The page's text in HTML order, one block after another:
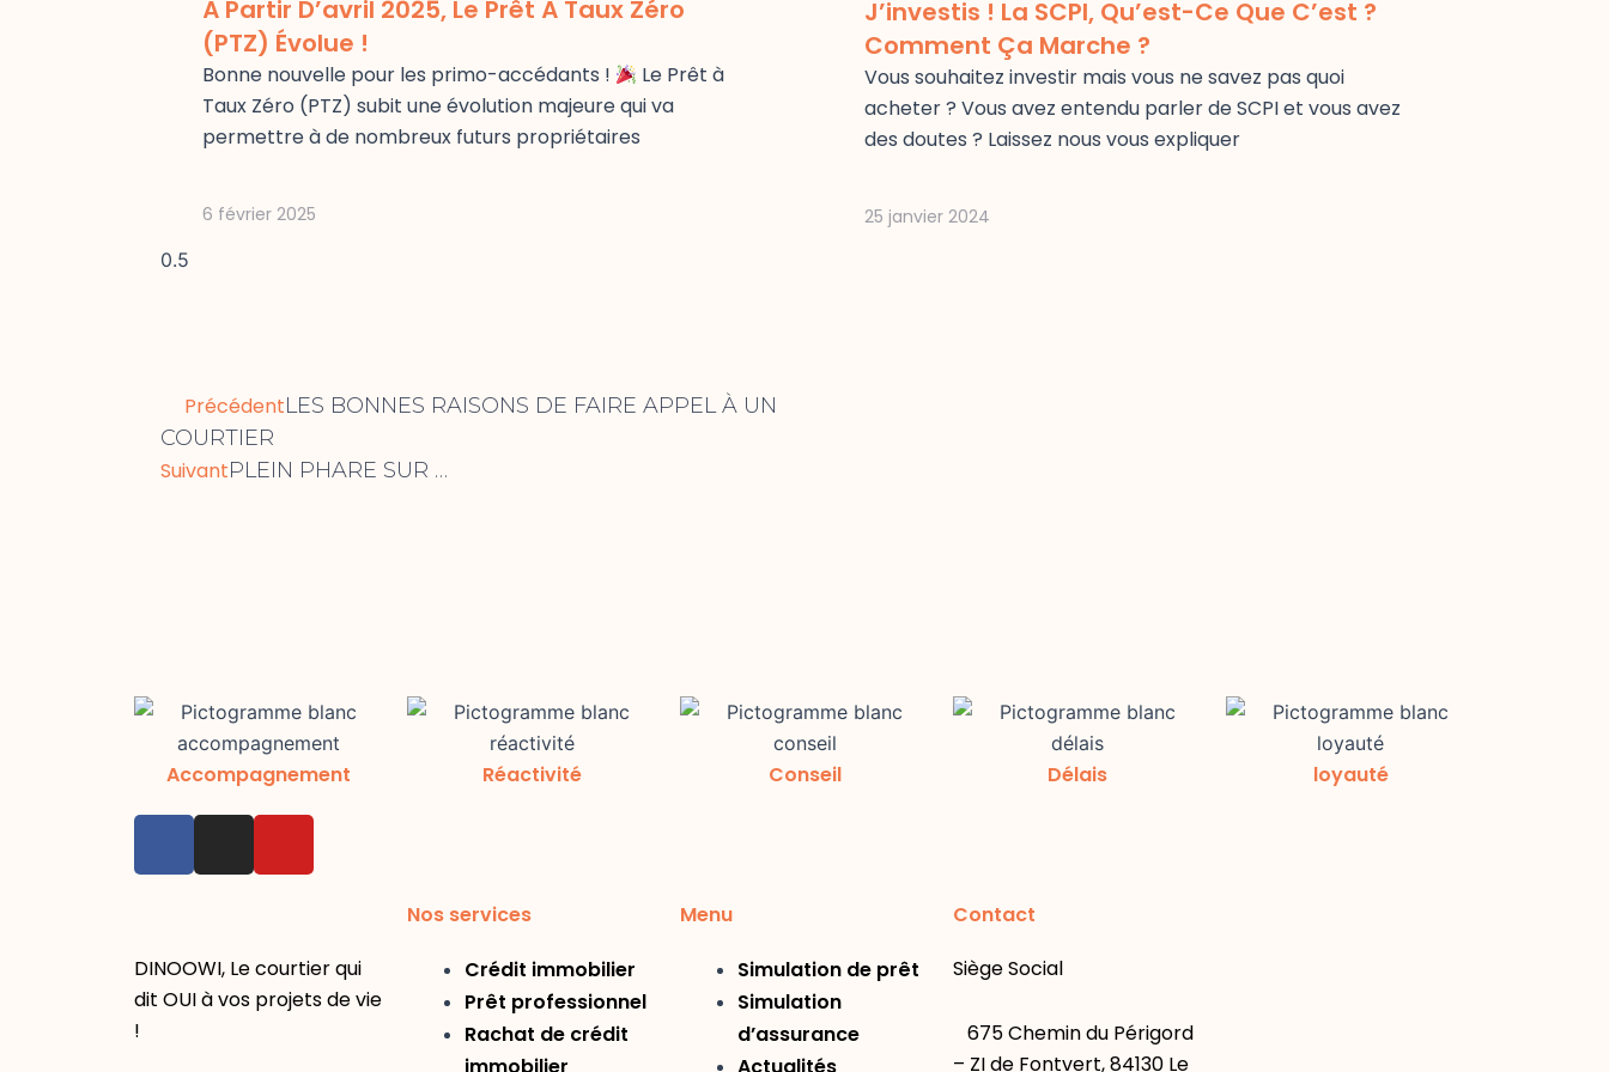
À Partir D’avril 2025, Le Prêt À Taux Zéro
(PTZ) Évolue !
Bonne nouvelle pour les primo-accédants !
Le Prêt à
Taux Zéro (PTZ) subit une évolution majeure qui va
permettre à de nombreux futurs propriétaires
6 février 2025
J’investis ! La SCPI, Qu’est-Ce Que C’est ?
Comment Ça Marche ?
Vous souhaitez investir mais vous ne savez pas quoi
acheter ? Vous avez entendu parler de SCPI et vous avez
des doutes ? Laissez nous vous expliquer
25 janvier 2024
PrécédentLES BONNES RAISONS DE FAIRE APPEL À UN
COURTIER
SuivantPLEIN PHARE SUR …
Accompagnement Réactivité Conseil Délais loyauté
o
o
g
r
b
e
DINOOWI, Le courtier qui
dit OUI à vos projets de vie
!
Nos services
Crédit immobilier
Prêt professionnel
Rachat de crédit
Menu
Simulation de prêt
Simulation
d’assurance
Contact
Siège Social
675 Chemin du Périgord
– ZI de Fontvert, 84130 Le